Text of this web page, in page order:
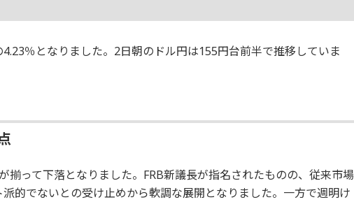
％となりました。2日朝のドル円は155円台前半で推移していま
揃って下落となりました。FRB新議長が指名されたものの、従来市場
的でないとの受け止めから軟調な展開となりました。一方で週明け